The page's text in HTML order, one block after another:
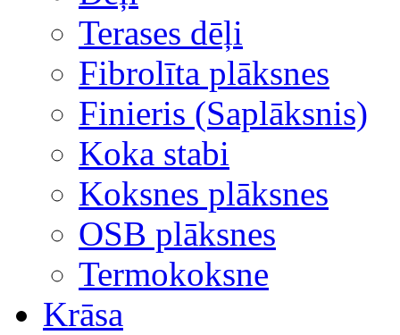
Terases dēļi
Fibrolīta plāksnes
Finieris (Saplāksnis)
Koka stabi
Koksnes plāksnes
OSB plāksnes
Termokoksne
Krāsa